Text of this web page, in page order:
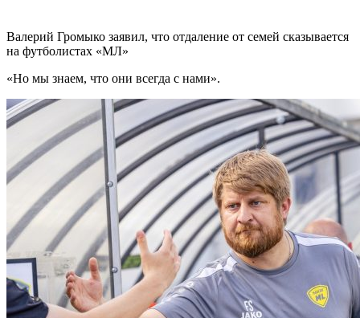
Валерий Громыко заявил, что отдаление от семей сказывается
на футболистах «МЛ»
«Но мы знаем, что они всегда с нами».